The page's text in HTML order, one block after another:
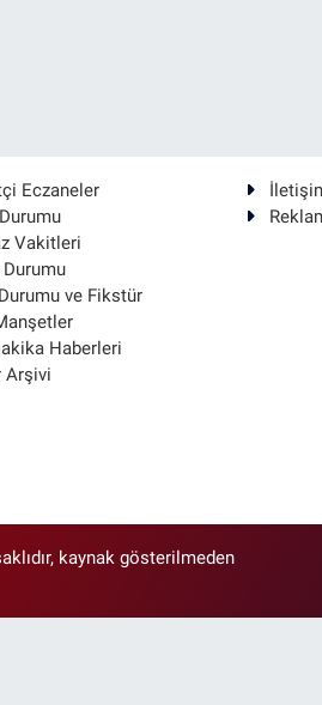
Eczaneler
Vakitleri
ve Fikstür
Haberleri
Arşivi
kaynak gösterilmeden